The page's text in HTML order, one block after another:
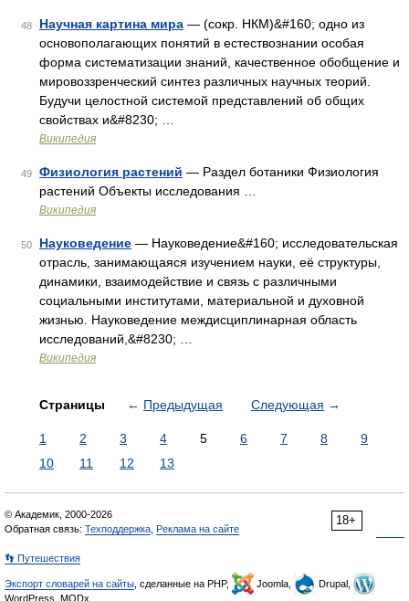
48 Научная картина мира — (сокр. НКМ)&#160; одно из
основополагающих понятий в естествознании особая
форма систематизации знаний, качественное обобщение и
мировоззренческий синтез различных научных теорий.
Будучи целостной системой представлений об общих
свойствах и&#8230; …
Википедия
49 Физиология растений — Раздел ботаники Физиология
растений Объекты исследования …
Википедия
50 Науковедение — Науковедение&#160; исследовательская
отрасль, занимающаяся изучением науки, её структуры,
динамики, взаимодействие и связь с различными
социальными институтами, материальной и духовной
жизнью. Науковедение междисциплинарная область
исследований,&#8230; …
Википедия
Страницы ← Предыдущая Следующая →
1 2 3 4 5 6 7 8
9
10
11 12 13
18+
© Академик, 2000-2026
Обратная связь: Техподдержка Реклама на сайте
👣 Путешествия
Экспорт словарей на сайты , сделанные на PHP, Joomla,
Drupal,
WordPress, MODx.